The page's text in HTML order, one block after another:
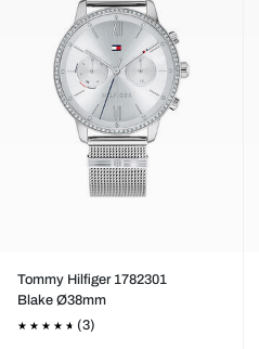
Tommy Hilfiger 1782301
Blake Ø38mm
(3)